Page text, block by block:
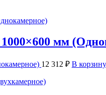
мм
12 312 ₽ В корзину